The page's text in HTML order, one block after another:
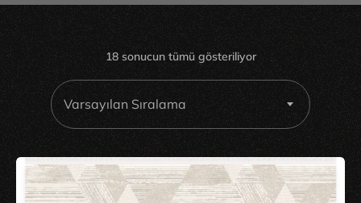
18 sonucun tümü gösteriliyor
Varsayılan Sıralama